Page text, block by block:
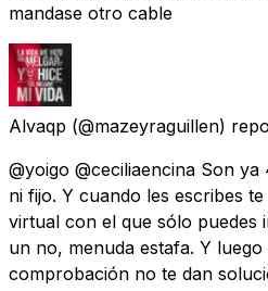
mandase otro cable
Alvaqp (@mazeyraguillen)
@yoigo @ceciliaencina Son
ni fijo. Y cuando les escribes
virtual con el que sólo puedes
un no, menuda estafa. Y
comprobación no te dan